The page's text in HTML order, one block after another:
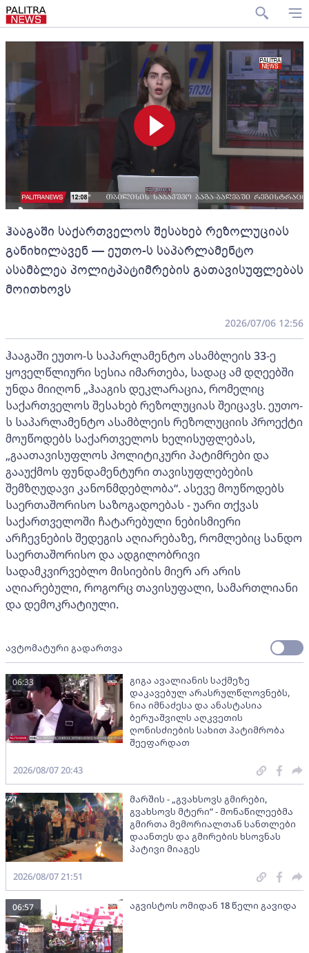
ჰააგაში საქართველოს შესახებ რეზოლუციას
განიხილავენ — ეუთო-ს საპარლამენტო
ასამბლეა პოლიტპატიმრების გათავისუფლებას
მოითხოვს
2026/07/06 12:56
ჰააგაში ეუთო-ს საპარლამენტო ასამბლეის 33-ე
ყოველწლიური სესია იმართება, სადაც ამ დღეებში
უნდა მიიღონ „ჰააგის დეკლარაცია, რომელიც
საქართველოს შესახებ რეზოლუციას შეიცავს. ეუთო-
ს საპარლამენტო ასამბლეის რეზოლუციის პროექტი
მოუწოდებს საქართველოს ხელისუფლებას,
„გაათავისუფლოს პოლიტიკური პატიმრები და
გააუქმოს ფუნდამენტური თავისუფლებების
შემზღუდავი კანონმდებლობა“. ასევე მოუწოდებს
საერთაშორისო საზოგადოებას - უარი თქვას
საქართველოში ჩატარებული ნებისმიერი
არჩევნების შედეგის აღიარებაზე, რომლებიც სანდო
საერთაშორისო და ადგილობრივი
სადამკვირვებლო მისიების მიერ არ არის
აღიარებული, როგორც თავისუფალი, სამართლიანი
და დემოკრატიული.
ავტომატური გადართვა
გიგა ავალიანის საქმეზე
დაკავებულ არასრულწლოვნებს,
ნია იმნაძესა და ანასტასია
ბერუაშვილს აღკვეთის
ღონისძიების სახით პატიმრობა
შეეფარდათ
06:33
2026/08/07 20:43
მარშის - „გვახსოვს გმირები,
გვახსოვს მტერი” - მონაწილეებმა
გმირთა მემორიალთან სანთლები
დაანთეს და გმირების ხსოვნას
პატივი მიაგეს
2026/08/07 21:51
აგვისტოს ომიდან 18 წელი გავიდა
06:57